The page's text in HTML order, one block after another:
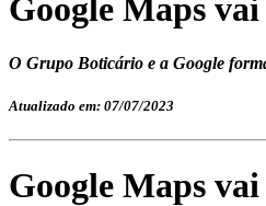
Google Maps
O Grupo Boticário e a Google
Atualizado em: 07/07/2023
Google Maps